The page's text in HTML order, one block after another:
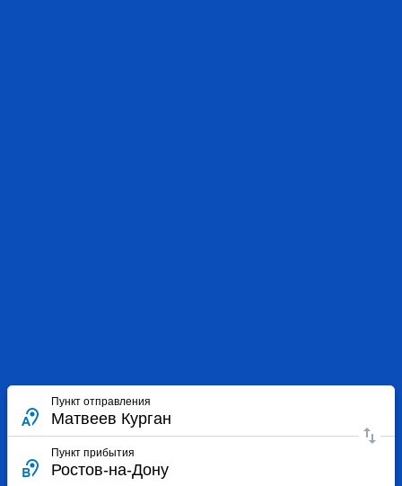
Пункт отправления
Пункт прибытия